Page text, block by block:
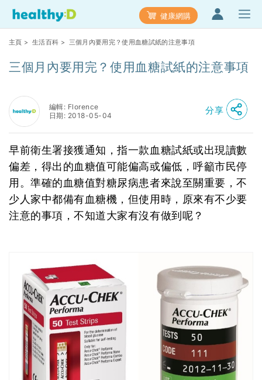
健康網購
主頁 > 生活百科 > 三個月內要用完？使用血糖試紙的注意事項
三個月內要用完？使用血糖試紙的注意事項
編輯: Florence
日期: 2018-05-04
分享
早前衛生署接獲通知，指一款血糖試紙或出現讀數
偏差，得出的血糖值可能偏高或偏低，呼籲市民停
用。準確的血糖值對糖尿病患者來說至關重要，不
少人家中都備有血糖機，但使用時，原來有不少要
注意的事項，不知道大家有沒有做到呢？